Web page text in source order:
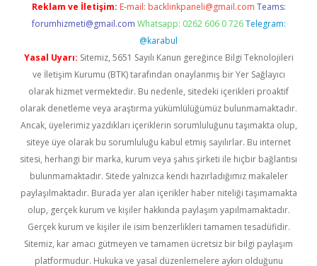
Reklam ve İletişim: E-mail: backlinkpaneli@gmail.com Teams:
forumhizmeti@gmail.com Whatsapp: 0262 606 0 726 Telegram:
@karabul
Yasal Uyarı: Sitemiz, 5651 Sayılı Kanun gereğince Bilgi Teknolojileri
ve İletişim Kurumu (BTK) tarafından onaylanmış bir Yer Sağlayıcı
olarak hizmet vermektedir. Bu nedenle, sitedeki içerikleri proaktif
olarak denetleme veya araştırma yükümlülüğümüz bulunmamaktadır.
Ancak, üyelerimiz yazdıkları içeriklerin sorumluluğunu taşımakta olup,
siteye üye olarak bu sorumluluğu kabul etmiş sayılırlar. Bu internet
sitesi, herhangi bir marka, kurum veya şahıs şirketi ile hiçbir bağlantısı
bulunmamaktadır. Sitede yalnızca kendi hazırladığımız makaleler
paylaşılmaktadır. Burada yer alan içerikler haber niteliği taşımamakta
olup, gerçek kurum ve kişiler hakkında paylaşım yapılmamaktadır.
Gerçek kurum ve kişiler ile isim benzerlikleri tamamen tesadüfidir.
Sitemiz, kar amacı gütmeyen ve tamamen ücretsiz bir bilgi paylaşım
platformudur. Hukuka ve yasal düzenlemelere aykırı olduğunu